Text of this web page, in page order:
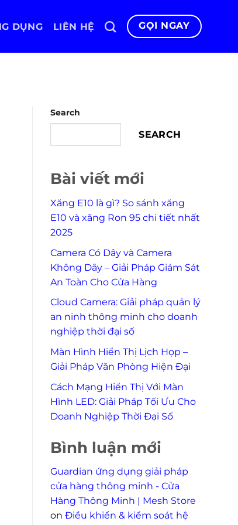
DỤNG LIÊN HỆ GỌI NGAY
Search
SEARCH
Bài viết mới
Xăng E10 là gì? So sánh xăng
E10 và xăng Ron 95 chi tiết nhất
2025
Camera Có Dây và Camera
Không Dây – Giải Pháp Giám Sát
An Toàn Cho Cửa Hàng
Cloud Camera: Giải pháp quản lý
an ninh thông minh cho doanh
nghiệp thời đại số
Màn Hình Hiển Thị Lịch Họp –
Giải Pháp Văn Phòng Hiện Đại
Cách Mạng Hiển Thị Với Màn
Hình LED: Giải Pháp Tối Ưu Cho
Doanh Nghiệp Thời Đại Số
Bình luận mới
Guardian ứng dụng giải pháp
cửa hàng thông minh - Cửa
Hàng Thông Minh | Mesh Store
on Điều khiển & kiểm soát hệ